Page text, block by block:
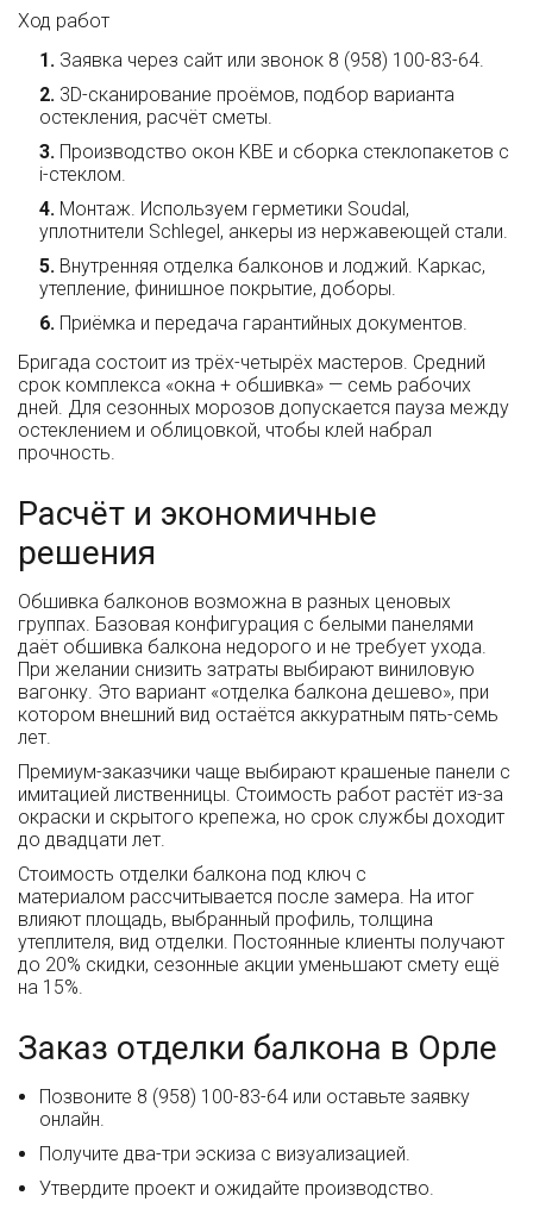
Ход работ
Заявка через сайт или звонок 8 (958) 100-83-64.
3D-сканирование проёмов, подбор варианта
остекления, расчёт сметы.
Производство окон KBE и сборка стеклопакетов с
i-стеклом.
Монтаж. Используем герметики Soudal,
уплотнители Schlegel, анкеры из нержавеющей стали.
Внутренняя отделка балконов и лоджий. Каркас,
утепление, финишное покрытие, доборы.
Приёмка и передача гарантийных документов.
Бригада состоит из трёх-четырёх мастеров. Средний
срок комплекса «окна + обшивка» — семь рабочих
дней. Для сезонных морозов допускается пауза между
остеклением и облицовкой, чтобы клей набрал
прочность.
Расчёт и экономичные
решения
Обшивка балконов возможна в разных ценовых
группах. Базовая конфигурация с белыми панелями
даёт обшивка балкона недорого и не требует ухода.
При желании снизить затраты выбирают виниловую
вагонку. Это вариант «отделка балкона дешево», при
котором внешний вид остаётся аккуратным пять-семь
лет.
Премиум-заказчики чаще выбирают крашеные панели с
имитацией лиственницы. Стоимость работ растёт из-за
окраски и скрытого крепежа, но срок службы доходит
до двадцати лет.
Стоимость отделки балкона под ключ с
материалом рассчитывается после замера. На итог
влияют площадь, выбранный профиль, толщина
утеплителя, вид отделки. Постоянные клиенты получают
до 20% скидки, сезонные акции уменьшают смету ещё
на 15%.
Заказ отделки балкона в Орле
Позвоните 8 (958) 100-83-64 или оставьте заявку
онлайн.
Получите два-три эскиза с визуализацией.
Утвердите проект и ожидайте производство.